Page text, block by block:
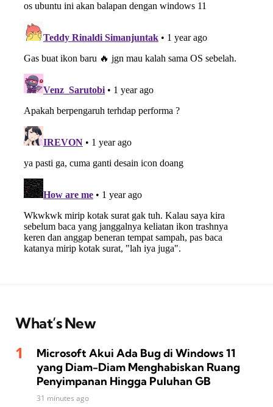
What’s New
Microsoft Akui Ada Bug di Windows 11
yang Diam-Diam Menghabiskan Ruang
Penyimpanan Hingga Puluhan GB
31 minutes ago